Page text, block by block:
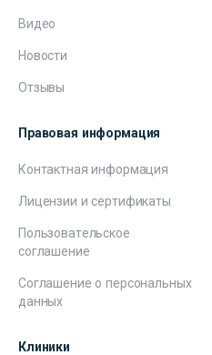
Видео
Новости
Отзывы
Правовая информация
Контактная информация
Лицензии и сертификаты
Пользовательское
соглашение
Соглашение о персональных
данных
Клиники